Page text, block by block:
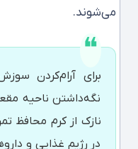
می‌شوند.
برای آرام‌کردن
نگه‌داشتن ناحیه
نازک از کرم محافظ
در رژیم غذایی و